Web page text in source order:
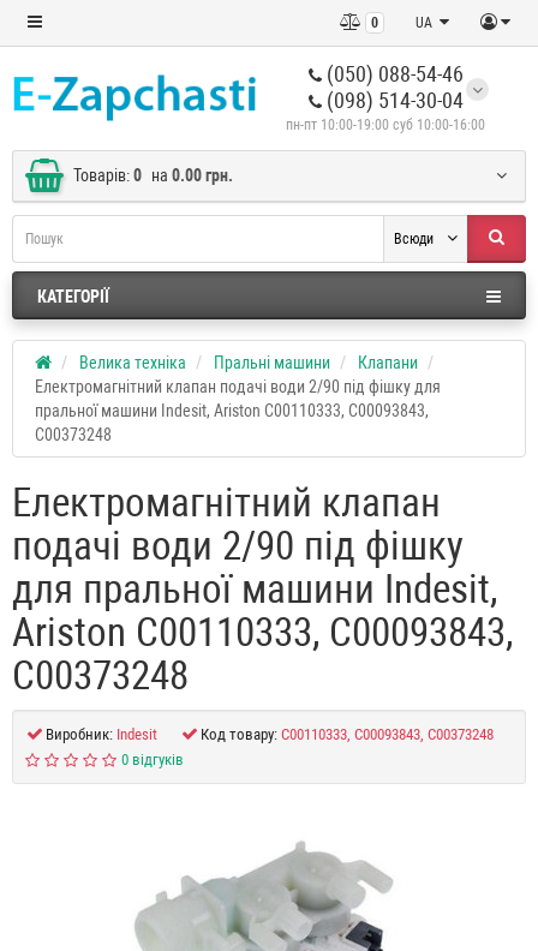
UA
0
(050) 088-54-46
(098) 514-30-04
пн-пт 10:00-19:00 суб 10:00-16:00
Товарів:0 на 0.00 грн.
Всюди
КАТЕГОРІЇ
Велика техніка Пральні машини
Клапани
Електромагнітний клапан подачі води 2/90 під фішку для
пральної машини Indesit, Ariston C00110333, C00093843,
C00373248
Електромагнітний клапан
подачі води 2/90 під фішку
для пральної машини Indesit,
Ariston C00110333, C00093843,
C00373248
Виробник: Indesit Код товару: C00110333, C00093843, C00373248
0 відгуків